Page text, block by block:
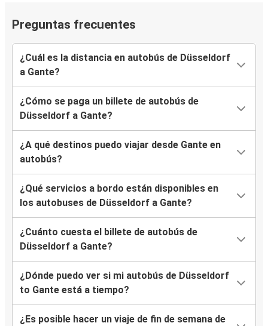
Preguntas frecuentes
¿Cuál es la distancia en autobús de Düsseldorf
a Gante?
¿Cómo se paga un billete de autobús de
Düsseldorf a Gante?
¿A qué destinos puedo viajar desde Gante en
autobús?
¿Qué servicios a bordo están disponibles en
los autobuses de Düsseldorf a Gante?
¿Cuánto cuesta el billete de autobús de
Düsseldorf a Gante?
¿Dónde puedo ver si mi autobús de Düsseldorf
to Gante está a tiempo?
¿Es posible hacer un viaje de fin de semana de